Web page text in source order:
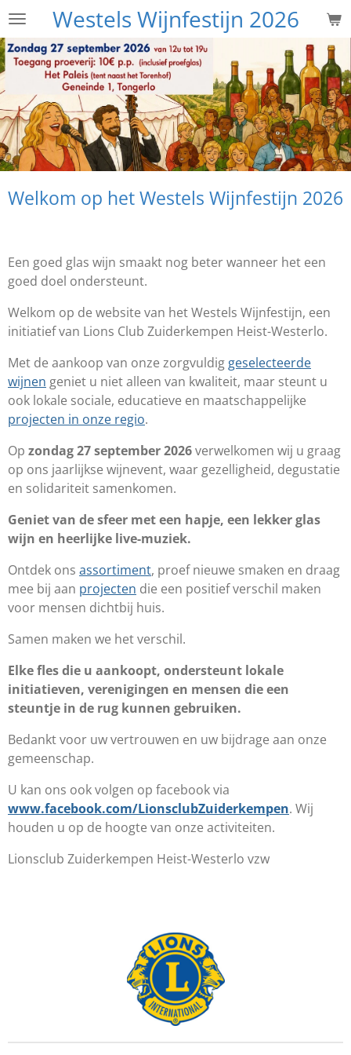
Ga
direct
naar
hoofdinhoud
Westels Wijnfestijn 2026
Welkom op het Westels Wijnfestijn 2026
Een goed glas wijn smaakt nog beter wanneer het een
goed doel ondersteunt.
Welkom op de website van het Westels Wijnfestijn, een
initiatief van Lions Club Zuiderkempen Heist-Westerlo.
Met de aankoop van onze zorgvuldig geselecteerde
wijnen geniet u niet alleen van kwaliteit, maar steunt u
ook lokale sociale, educatieve en maatschappelijke
projecten in onze regio.
Op zondag 27 september 2026verwelkomen wij u graag
op ons jaarlijkse wijnevent, waar gezelligheid, degustatie
en solidariteit samenkomen.
Geniet van de sfeer met een hapje, een lekker glas
wijn en heerlijke live-muziek.
Ontdek ons assortiment, proef nieuwe smaken en draag
mee bij aan projecten die een positief verschil maken
voor mensen dichtbij huis.
Samen maken we het verschil.
Elke fles die u aankoopt, ondersteunt lokale
initiatieven, verenigingen en mensen die een
steuntje in de rug kunnen gebruiken.
Bedankt voor uw vertrouwen en uw bijdrage aan onze
gemeenschap.
U kan ons ook volgen op facebook via
www.facebook.com/LionsclubZuiderkempen. Wij
houden u op de hoogte van onze activiteiten.
Lionsclub Zuiderkempen Heist-Westerlo vzw